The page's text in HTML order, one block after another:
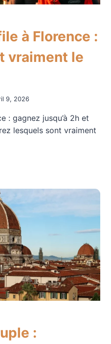
à Florence :
vraiment le
9, 2026
: gagnez jusqu’à 2h et
lesquels sont vraiment
: